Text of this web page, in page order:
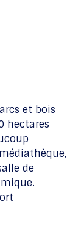
et bois
hectares
de